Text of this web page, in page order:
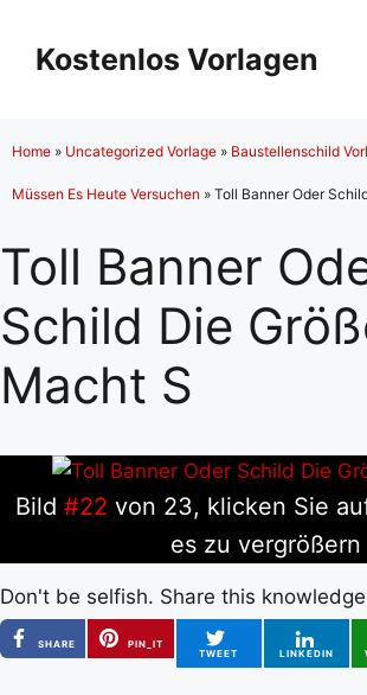
Inhalt
springen
Kostenlos Vorlagen
Home » Uncategorized Vorlage » Baustellenschild
Müssen Es Heute Versuchen » Toll Banner Oder
Toll Banner
Schild Die
Macht S
Bild #22 von 23, klicken Sie
es zu vergrößern
Don't be selfish. Share this
SHARE
PIN_IT
TWEET
LINKEDIN